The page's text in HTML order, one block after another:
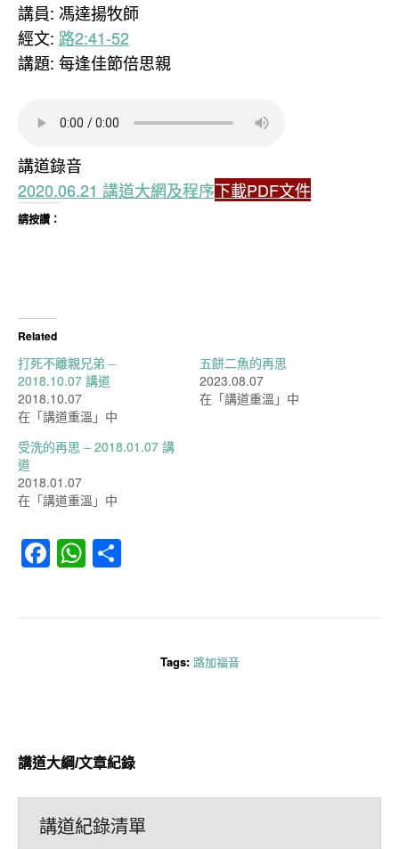
講員: 馮達揚牧師
經文: 路2:41-52
講題: 每逢佳節倍思親
講道錄音
2020.06.21 講道大網及程序下載PDF文件
請按讚：
Related
打死不離親兄弟 –
2018.10.07 講道
2018.10.07
在「講道重溫」中
五餅二魚的再思
2023.08.07
在「講道重溫」中
受洗的再思 – 2018.01.07 講
道
2018.01.07
在「講道重溫」中
Facebook
WhatsApp
Tags: 路加福音
講道大綱/文章紀錄
講道紀錄清單